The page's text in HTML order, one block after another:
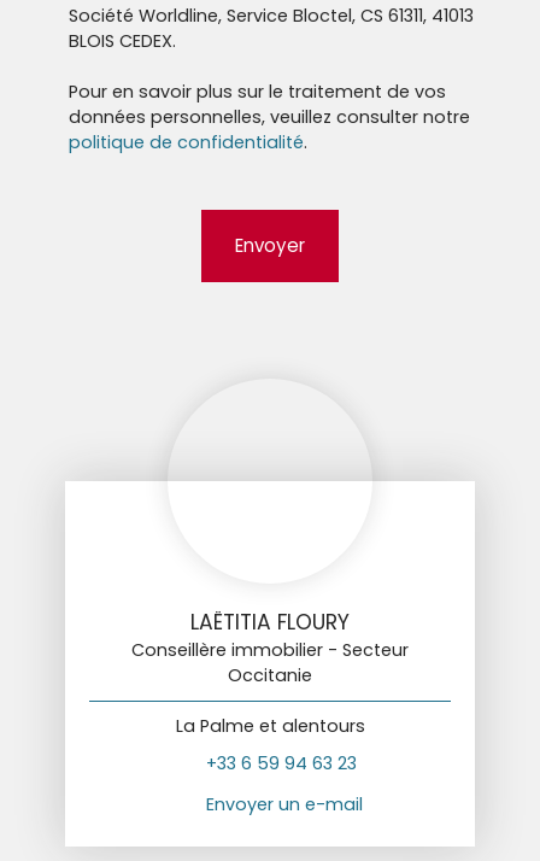
Société Worldline, Service Bloctel, CS 61311, 41013
BLOIS CEDEX.
Pour en savoir plus sur le traitement de vos
données personnelles, veuillez consulter notre
politique de confidentialité.
Envoyer
LAËTITIA FLOURY
Conseillère immobilier - Secteur
Occitanie
La Palme et alentours
+33 6 59 94 63 23
Envoyer un e-mail